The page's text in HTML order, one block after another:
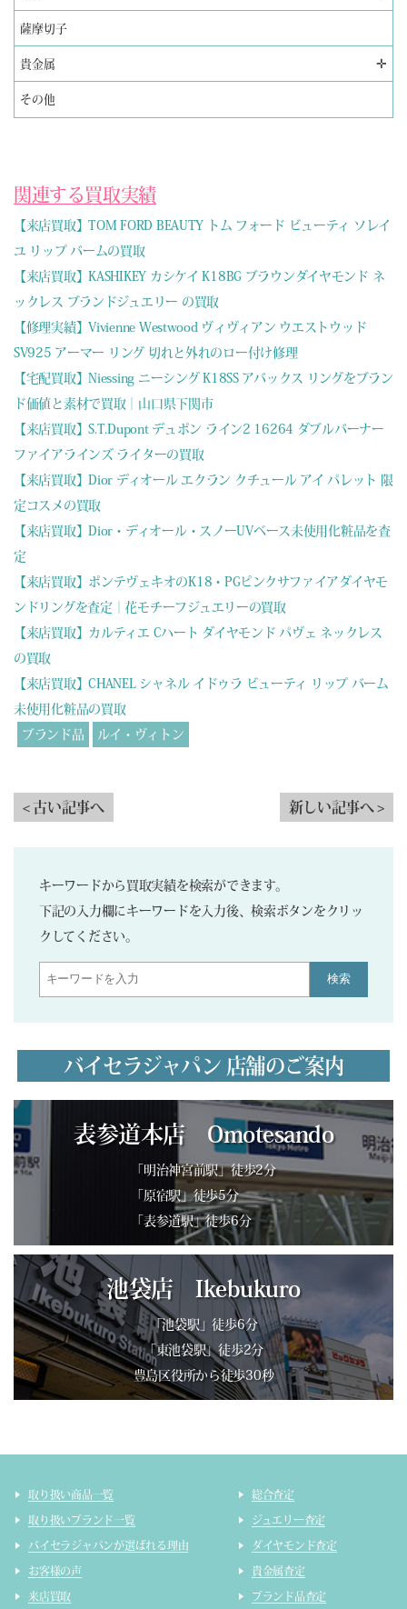
薩摩切子
貴金属 ✛
その他
関連する買取実績
【来店買取】TOM FORD BEAUTY トム フォード ビューティ ソレイ
ユ リップ バームの買取
【来店買取】KASHIKEY カシケイ K18BG ブラウンダイヤモンド ネ
ックレス ブランドジュエリー の買取
【修理実績】Vivienne Westwood ヴィヴィアン ウエストウッド
SV925 アーマー リング 切れと外れのロー付け修理
【宅配買取】Niessing ニーシング K18SS アバックス リングをブラン
ド価値と素材で買取｜山口県下関市
【来店買取】S.T.Dupont デュポン ライン2 16264 ダブルバーナー
ファイアラインズ ライターの買取
【来店買取】Dior ディオール エクラン クチュール アイ パレット 限
定コスメの買取
【来店買取】Dior・ディオール・スノーUVベース未使用化粧品を査
定
【来店買取】ポンテヴェキオのK18・PGピンクサファイアダイヤモ
ンドリングを査定｜花モチーフジュエリーの買取
【来店買取】カルティエ Cハート ダイヤモンド パヴェ ネックレス
の買取
【来店買取】CHANEL シャネル イドゥラ ビューティ リップ バーム
未使用化粧品の買取
ブランド品
ルイ・ヴィトン
< 古い記事へ 新しい記事へ >
キーワードから買取実績を検索ができます。
下記の入力欄にキーワードを入力後、検索ボタンをクリッ
クしてください。
検索
バイセラジャパン 店舗のご案内
表参道本店 Omotesando
「明治神宮前駅」徒歩2分
「原宿駅」徒歩5分
「表参道駅」徒歩6分
池袋店 Ikebukuro
「池袋駅」徒歩6分
「東池袋駅」徒歩2分
豊島区役所から徒歩30秒
取り扱い商品一覧
取り扱いブランド一覧
バイセラジャパンが選ばれる理由
お客様の声
来店買取
総合査定
ジュエリー査定
ダイヤモンド査定
貴金属査定
ブランド品査定